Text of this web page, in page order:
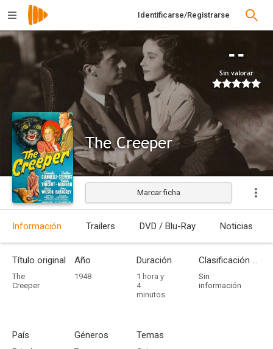
Identificarse/Registrarse
--
Sin valorar
The Creeper
Estrenada
Marcar ficha
Información Trailers DVD / Blu-Ray Noticias
Título original
The
Creeper
Año
1948
Duración
1 hora y
4
minutos
Clasificación por edades
Sin
información
País Géneros Temas